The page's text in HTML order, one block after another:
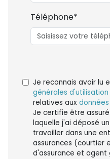
Téléphone*
Je reconnais avoir lu
générales d'utilisation
relatives aux
Je certifie être
laquelle j'ai déposé
travailler dans une
assurances (courtier
d'assurance et agent